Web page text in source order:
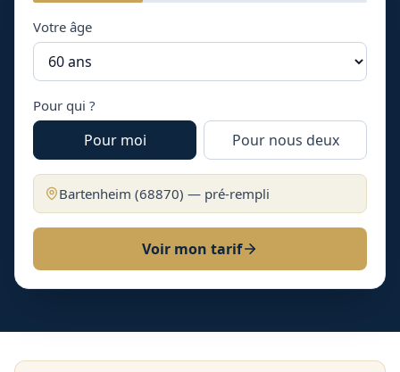
Votre âge
Pour qui ?
Pour moi Pour nous deux
Bartenheim (68870) — pré-rempli
Voir mon tarif